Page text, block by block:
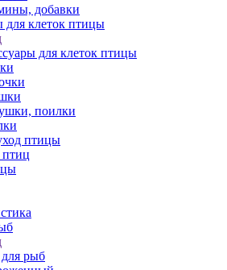
добавки
для клеток птицы
для клеток птицы
поилки
птицы
птиц
рыб